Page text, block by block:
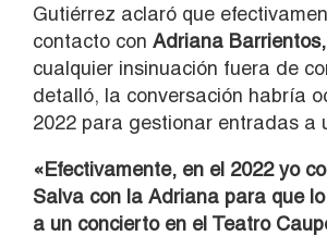
Gutiérrez aclaró que
contacto con Adriana Barrientos,
cualquier insinuación fuera de
detalló, la conversación habría
2022 para gestionar entradas a
«Efectivamente, en el 2022 yo
Salva con la Adriana para que
a un concierto en el Teatro